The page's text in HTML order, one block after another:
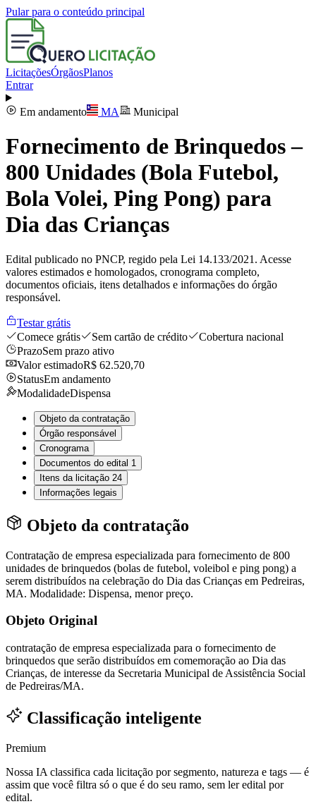
Pular para o conteúdo principal
LicitaçõesÓrgãosPlanos
Entrar
Em andamento MA Municipal
Fornecimento de Brinquedos –
800 Unidades (Bola Futebol,
Bola Volei, Ping Pong) para
Dia das Crianças
Edital publicado no PNCP, regido pela Lei 14.133/2021. Acesse
valores estimados e homologados, cronograma completo,
documentos oficiais, itens detalhados e informações do órgão
responsável.
Testar grátis
Comece grátis
Sem cartão de crédito
Cobertura nacional
PrazoSem prazo ativo
Valor estimadoR$ 62.520,70
StatusEm andamento
ModalidadeDispensa
Objeto da contratação
Órgão responsável
Cronograma
Documentos do edital 1
Itens da licitação 24
Informações legais
Objeto da contratação
Contratação de empresa especializada para fornecimento de 800
unidades de brinquedos (bolas de futebol, voleibol e ping pong) a
serem distribuídos na celebração do Dia das Crianças em Pedreiras,
MA. Modalidade: Dispensa, menor preço.
Objeto Original
contratação de empresa especializada para o fornecimento de
brinquedos que serão distribuídos em comemoração ao Dia das
Crianças, de interesse da Secretaria Municipal de Assistência Social
de Pedreiras/MA.
Classificação inteligente
Premium
Nossa IA classifica cada licitação por segmento, natureza e tags — é
assim que você filtra só o que é do seu ramo, sem ler edital por
edital.